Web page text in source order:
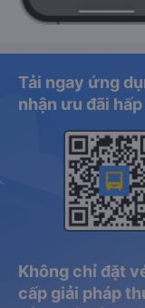
Tải ngay ứng
nhận ưu đãi hấp
Không chỉ đặt
cấp giải pháp